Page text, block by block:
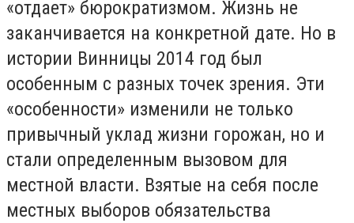
«отдает» бюрократизмом. Жизнь не
заканчивается на конкретной дате. Но в
истории Винницы 2014 год был
особенным с разных точек зрения. Эти
«особенности» изменили не только
привычный уклад жизни горожан, но и
стали определенным вызовом для
местной власти. Взятые на себя после
местных выборов обязательства